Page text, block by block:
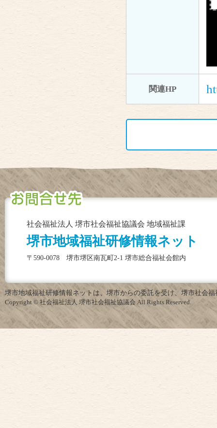
関連HP
社会福祉法人 堺市社会福祉協議会 地域福祉課
堺市地域福祉研修情報ネット
〒590-0078 堺市堺区南瓦町2-1 堺市総合福祉会館内
堺市地域福祉研修情報ネットは、堺市からの委託を受け、堺市社会
Copyright © 社会福祉法人 堺市社会福祉協議会 All Rights Reserved.